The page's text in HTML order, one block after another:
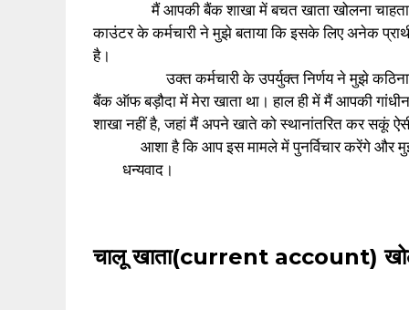
मैं आपकी बैंक शाखा में बचत खाता खोलना चाहता
काउंटर के कर्मचारी ने मुझे बताया कि इसके लिए अनेक
है।
उक्त कर्मचारी के उपर्युक्त निर्णय ने मुझे कठिनाई में
बैंक ऑफ बड़ौदा में मेरा खाता था। हाल ही में मैं आपकी
शाखा नहीं है, जहां मैं अपने खाते को स्थानांतरित कर सकूं
आशा है कि आप इस मामले में पुनर्विचार करेंगे और
‌ धन्यवाद।
चालू खाता(current account)